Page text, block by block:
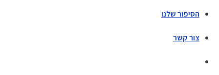
הסיפור שלנו
צור קשר